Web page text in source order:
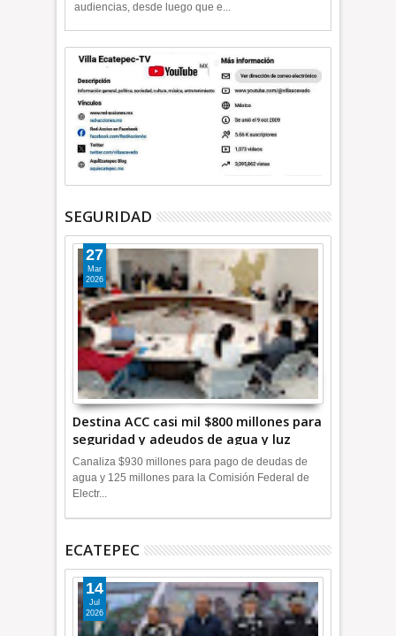
audiencias, desde luego que e...
SEGURIDAD
Destina ACC casi mil $800 millones para
seguridad y adeudos de agua y luz
+Video
27
Mar
2026
Canaliza $930 millones para pago de deudas de
agua y 125 millones para la Comisión Federal de
Electr...
ECATEPEC
14
Jul
2026